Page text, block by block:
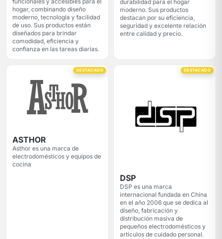
hogar, combinando diseño
moderno, tecnología y facilidad
de uso. Sus productos están
diseñados para brindar
comodidad, eficiencia y
confianza en las tareas diarias.
durabilidad para el hogar
moderno. Sus productos
destacan por su eficiencia,
seguridad y excelente relación
entre calidad y precio.
DESTACADO
ASTHOR
Asthor es una marca de
electrodomésticos y equipos de
cocina
DESTACADO
DSP
DSP es una marca
internacional fundada en China
en el año 2006 que se dedica al
diseño, fabricación y
distribución masiva de
pequeños electrodomésticos y
artículos de cuidado personal.